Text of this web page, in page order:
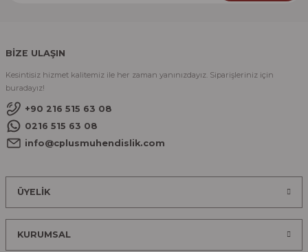
BİZE ULAŞIN
Kesintisiz hizmet kalitemiz ile her zaman yanınızdayız. Siparişleriniz için
buradayız!
+90 216 515 63 08
0216 515 63 08
info@cplusmuhendislik.com
ÜYELİK
KURUMSAL